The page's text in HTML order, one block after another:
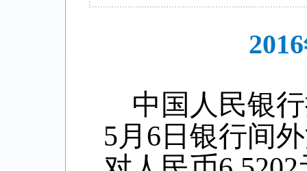
中国人民银
5月 6 日银行间